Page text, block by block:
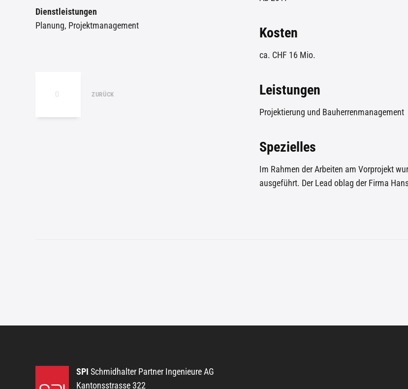
Dienstleistungen
Planung, Projektmanagement
ZURÜCK
Kosten
ca. CHF 16 Mio.
Leistungen
Projektierung und Bauherrenmanagement
Spezielles
Im Rahmen der Arbeiten am Vorprojekt
ausgeführt. Der Lead oblag der Firma
SPI Schmidhalter Partner Ingenieure AG
Kantonsstrasse 322